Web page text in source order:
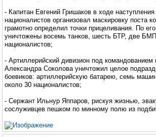
- Капитан Евгений Гришаков в ходе
националистов организовал маскировку поста
грамотно определил точки прицеливания. По
уничтожены восемь танков, шесть БТР, две
националистов;
- Артиллерийский дивизион под командованием
Александра Соколова уничтожил целое
боевиков: артиллерийскую батарею, семь
около 30 националистов;
- Сержант Ильнур Яппаров, рискуя жизнью,
сослуживцев пешком по минному полю из